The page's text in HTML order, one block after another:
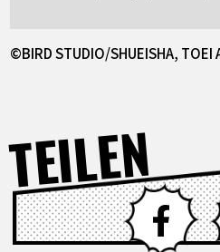
©BIRD STUDIO/SHUEISHA, TOEI
TEILEN